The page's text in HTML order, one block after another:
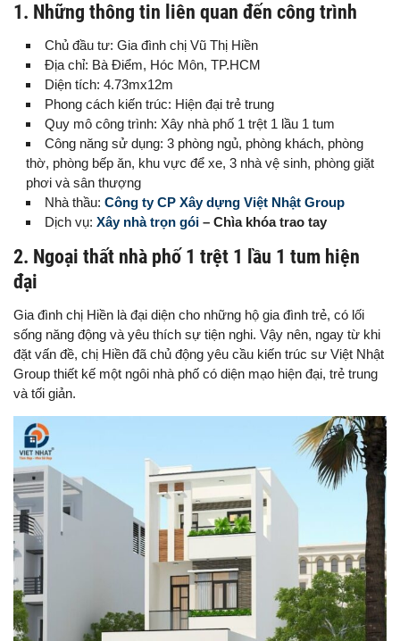
1. Những thông tin liên quan đến công trình
Chủ đầu tư: Gia đình chị Vũ Thị Hiền
Địa chỉ: Bà Điểm, Hóc Môn, TP.HCM
Diện tích: 4.73mx12m
Phong cách kiến trúc: Hiện đại trẻ trung
Quy mô công trình: Xây nhà phố 1 trệt 1 lầu 1 tum
Công năng sử dụng: 3 phòng ngủ, phòng khách, phòng
thờ, phòng bếp ăn, khu vực để xe, 3 nhà vệ sinh, phòng giặt
phơi và sân thượng
Nhà thầu: Công ty CP Xây dựng Việt Nhật Group
Dịch vụ: Xây nhà trọn gói – Chìa khóa trao tay
2. Ngoại thất nhà phố 1 trệt 1 lầu 1 tum hiện
đại
Gia đình chị Hiền là đại diện cho những hộ gia đình trẻ, có lối
sống năng động và yêu thích sự tiện nghi. Vậy nên, ngay từ khi
đặt vấn đề, chị Hiền đã chủ động yêu cầu kiến trúc sư Việt Nhật
Group thiết kế một ngôi nhà phố có diện mạo hiện đại, trẻ trung
và tối giản.